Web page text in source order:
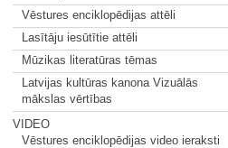
Vēstures enciklopēdijas attēli
Lasītāju iesūtītie attēli
Mūzikas literatūras tēmas
Latvijas kultūras kanona Vizuālās
mākslas vērtības
VIDEO
Vēstures enciklopēdijas video ieraksti